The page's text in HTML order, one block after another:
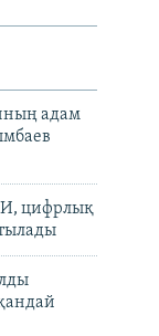
адам
цифрлық